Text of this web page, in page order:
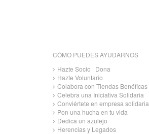
CÓMO PUEDES AYUDARNOS
Hazte Socio | Dona
Hazte Voluntario
Colabora con Tiendas Benéficas
Celebra una Iniciativa Solidaria
Conviértete en empresa solidaria
Pon una hucha en tu vida
Dedica un azulejo
Herencias y Legados